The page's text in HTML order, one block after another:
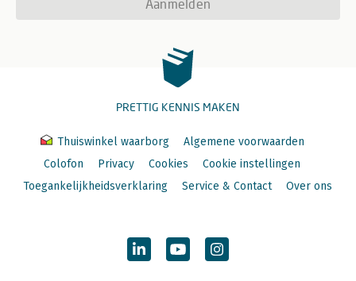
Aanmelden
PRETTIG KENNIS MAKEN
Thuiswinkel waarborg
Algemene voorwaarden
Colofon
Privacy Cookies
Cookie instellingen
Toegankelijkheidsverklaring
Service & Contact Over ons